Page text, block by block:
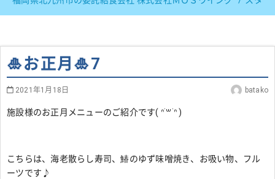
🎍お正月🎍7
2021年1月18日 batako
施設様のお正月メニューのご紹介です( ᐢ˙꒳​˙ᐢ )
こちらは、海老散らし寿司、鰆のゆず味噌焼き、お吸い物、フル
ーツです♪